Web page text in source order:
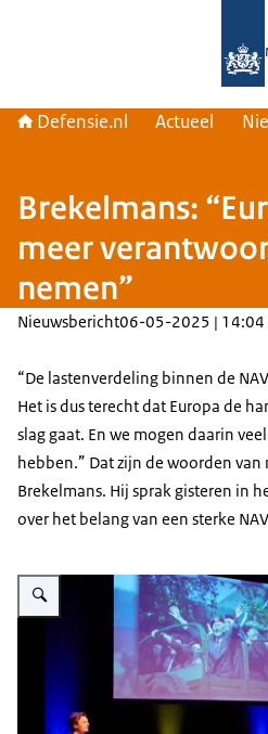
Defensie.nl Actueel
Brekelmans:
meer
nemen”
Nieuwsbericht06-05-2025 | 14:04
“De lastenverdeling binnen de
Het is dus terecht dat Europa de
slag gaat. En we mogen daarin
hebben.” Dat zijn de woorden
Brekelmans. Hij sprak gisteren in
over het belang van een sterke
Vergroot afbeelding Minister